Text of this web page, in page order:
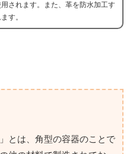
されます。また、革を防水加工す
す。
とは、角型の容器のことで